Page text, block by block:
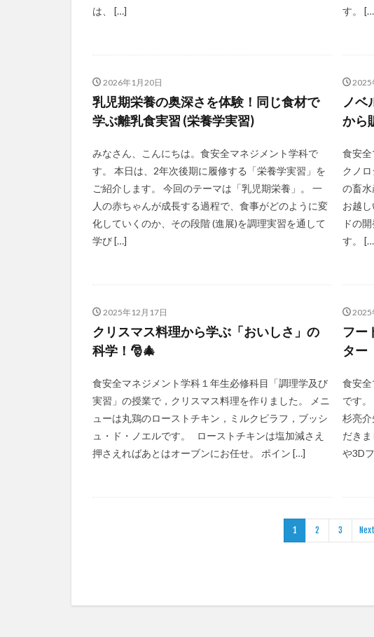
は、 […]
す。
2026年1月20日
乳児期栄養の奥深さを体験！同じ食材で
学ぶ離乳食実習 (栄養学実習)
みなさん、こんにちは。食安全マネジメント学科で
す。 本日は、2年次後期に履修する「栄養学実習」を
ご紹介します。 今回のテーマは「乳児期栄養」。 一
人の赤ちゃんが成長する過程で、食事がどのように変
化していくのか、その段階 (進展)を調理実習を通して
学び […]
2025
ノベ
から
食安
クノ
の畜
お越
ドの
す。
2025年12月17日
クリスマス料理から学ぶ「おいしさ」の
科学！🎅🎄
食安全マネジメント学科１年生必修科目「調理学及び
実習」の授業で，クリスマス料理を作りました。 メニ
ューは丸鶏のローストチキン，ミルクピラフ，ブッシ
ュ・ド・ノエルです。 ローストチキンは塩加減さえ
押さえればあとはオーブンにお任せ。 ポイン […]
2025
フー
ター
食安
です
杉亮
だき
や3D
1 2 3 Next